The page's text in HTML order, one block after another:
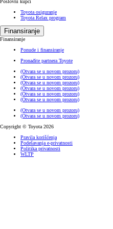
Toyota osiguranje
Toyota Relax program
Finansiranje
Finansiranje
Ponude i finansiranje
Pronađite partnera Toyote
(Otvara se u novom prozoru)
(Otvara se u novom prozoru)
(Otvara se u novom prozoru)
(Otvara se u novom prozoru)
(Otvara se u novom prozoru)
(Otvara se u novom prozoru)
(Otvara se u novom prozoru)
(Otvara se u novom prozoru)
Copyright © Toyota 2026
Pravila korišćenja
Podešavanja e-privatnosti
Politika privatnosti
WLTP